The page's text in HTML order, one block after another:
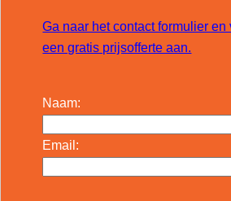
Ga naar het contact formulier en
een gratis prijsofferte aan.
Naam:
Email: